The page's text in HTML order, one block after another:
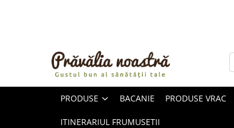
ULEIURI ȘI UNTURI
PRODUSE BACANIE PRODUSE VRAC
ITINERARIUL FRUMUSETII